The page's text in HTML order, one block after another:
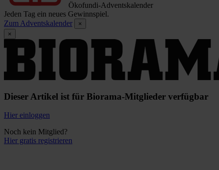
Ökofundi-Adventskalender
Jeden Tag ein neues Gewinnspiel.
Zum Adventskalender
×
×
Dieser Artikel ist für Biorama-Mitglieder verfügbar
Hier einloggen
Noch kein Mitglied?
Hier gratis registrieren